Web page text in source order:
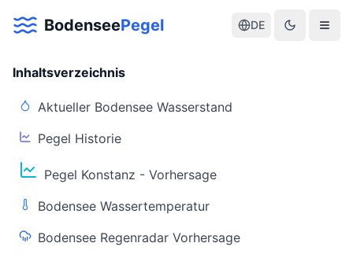
BodenseePegel DE
Inhaltsverzeichnis
Aktueller Bodensee Wasserstand
Pegel Historie
Pegel Konstanz - Vorhersage
Bodensee Wassertemperatur
Bodensee Regenradar Vorhersage
Aktuelle Warnlage Bodensee
Aktueller Bodensee Pegel & Wasserstand
Live-Daten
Wassertemperatur